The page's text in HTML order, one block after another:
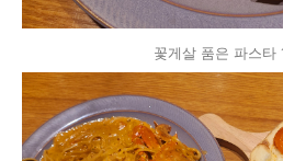
꽃게살 품은 파스타